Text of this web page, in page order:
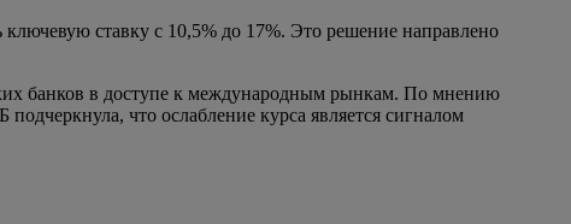
ставку с 10,5% до 17%. Это решение направлено
банков в доступе к международным рынкам. По мнению
что ослабление курса является сигналом